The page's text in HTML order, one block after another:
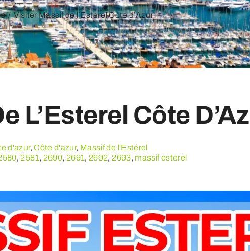
Visiter Massif de l’Esterel Côte d’Azur
L’Esterel Côte
d'azur,Côte d'azur, Massif de l'Estérel
, 2581 , 2690, 2691 , 2692, 2693, massif esterel